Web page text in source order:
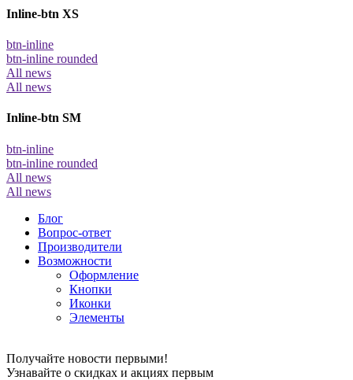
Inline-btn XS
btn-inline
btn-inline rounded
All news
All news
Inline-btn SM
btn-inline
btn-inline rounded
All news
All news
Блог
Вопрос-ответ
Производители
Возможности
Оформление
Кнопки
Иконки
Элементы
Получайте новости первыми!
Узнавайте о скидках и акциях первым